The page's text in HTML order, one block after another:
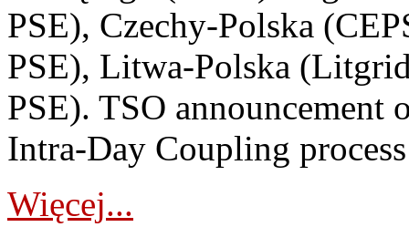
PSE), Czechy-Polska
PSE), Litwa-Polska
PSE). TSO announcement
Intra-Day Coupling
Więcej...